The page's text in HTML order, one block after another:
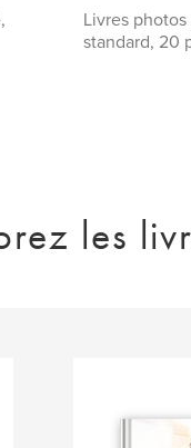
Livres
standard, 20
les